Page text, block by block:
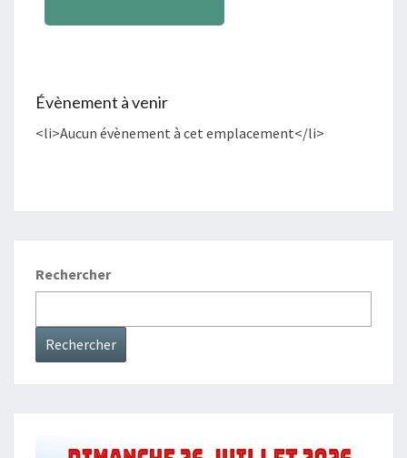
Évènement à venir
<li>Aucun évènement à cet emplacement</li>
Rechercher
Rechercher